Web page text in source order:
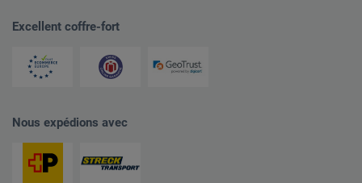
Excellent coffre-fort
Nous expédions avec